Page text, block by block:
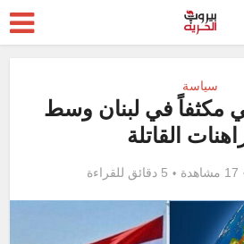
سياسة
مكثفاً في لبنان وسط
القاتلة
17 مشاهدة 5 دقائق للقراءة